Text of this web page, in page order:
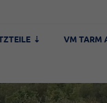
VM TARM